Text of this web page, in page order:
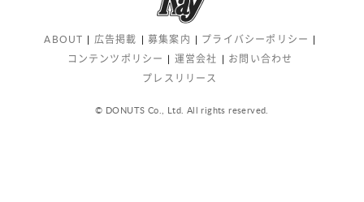
ABOUT 広告掲載 募集案内
プライバシーポリシー
コンテンツポリシー
運営会社
お問い合わせ
プレスリリース
© DONUTS Co., Ltd. All rights reserved.